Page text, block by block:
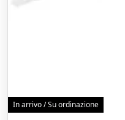
In arrivo / Su ordinazione